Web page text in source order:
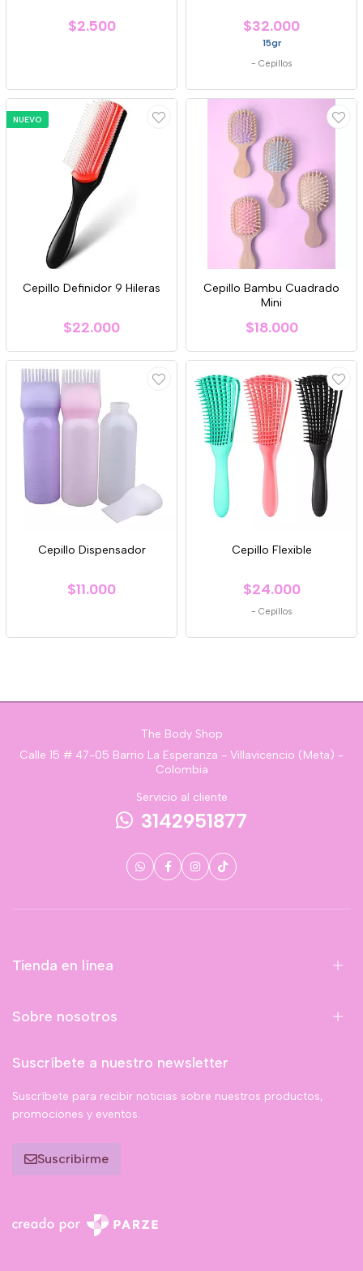
$2.500 $32.000
15gr
- Cepillos
NUEVO
Cepillo Definidor 9 Hileras
$22.000
Cepillo Bambu Cuadrado
Mini
$18.000
Cepillo Dispensador
$11.000
Cepillo Flexible
$24.000
- Cepillos
The Body Shop
Calle 15 # 47-05 Barrio La Esperanza - Villavicencio (Meta) -
Colombia
Servicio al cliente
3142951877
Tienda en línea
Sobre nosotros
Suscríbete a nuestro newsletter
Suscríbete para recibir noticias sobre nuestros productos,
promociones y eventos.
Suscribirme